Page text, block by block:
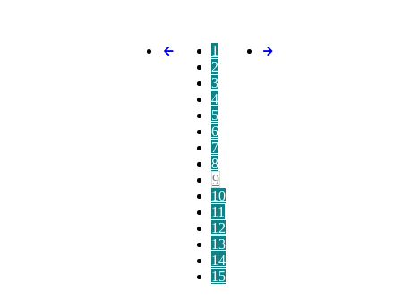
1
2
3
4
5
6
7
8
9
10
11
12
13
14
15